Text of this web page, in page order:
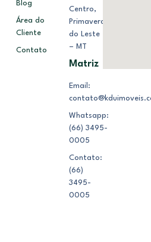
Blog
Área do
Cliente
Contato
Centro,
Primavera
do Leste
– MT
Matriz
Email:
Whatsapp:
(66) 3495-
0005
Contato:
(66)
3495-
0005